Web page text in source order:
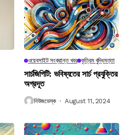
ওয়েবসাইট সংক্রান্ত খবর কৃত্রিম বুদ্ধিমত্তা
সার্চজিপিটি: ভবিষ্যতের সার্চ প্রযুক্তির
অগ্রদূত
নিউজডেস্ক August 11, 2024